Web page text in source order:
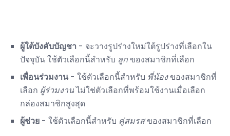
ผู้ใต้บังคับบัญชา - จะวางรูปร่างใหม่ใต้รูปร่างที่เลือกใน
ปัจจุบัน ใช้ตัวเลือกนี้สำหรับ ลูกของสมาชิกที่เลือก
เพื่อนร่วมงาน- ใช้ตัวเลือกนี้สำหรับ พี่น้องของสมาชิกที่
เลือก ผู้ร่วมงานไม่ใช่ตัวเลือกที่พร้อมใช้งานเมื่อเลือก
กล่องสมาชิกสูงสุด
ผู้ช่วย - ใช้ตัวเลือกนี้สำหรับ คู่สมรสของสมาชิกที่เลือก